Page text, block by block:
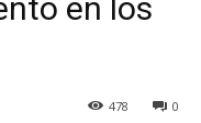
en los
0
478